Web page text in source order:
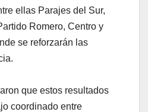
ellas Parajes del Sur,
Romero, Centro y
se reforzarán las
que estos resultados
coordinado entre